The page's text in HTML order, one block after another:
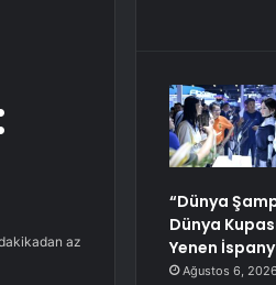
az
“Dünya
Dünya
Yenen
Ağustos 6, 2026